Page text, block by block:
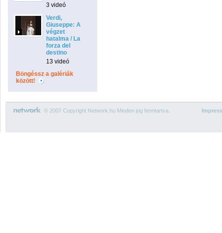
3 videó
Verdi,
Giuseppe: A
végzet
hatalma / La
forza del
destino
13 videó
Böngéssz a galériák
között!
© 2007 Copyright Network.hu Minden jog fenntartva.